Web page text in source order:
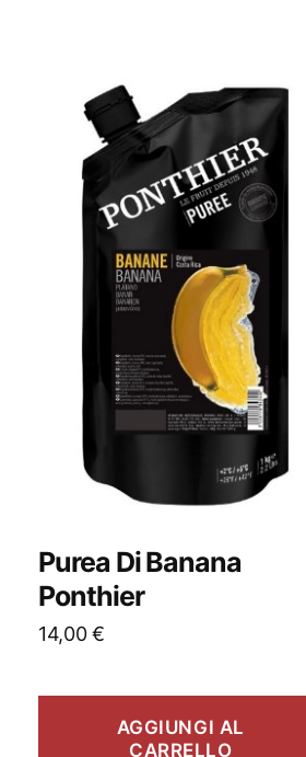
Purea Di Banana
Ponthier
14,00€
AGGIUNGI AL
CARRELLO